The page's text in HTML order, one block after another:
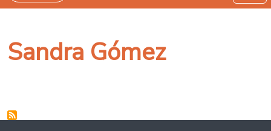
Sandra Gómez